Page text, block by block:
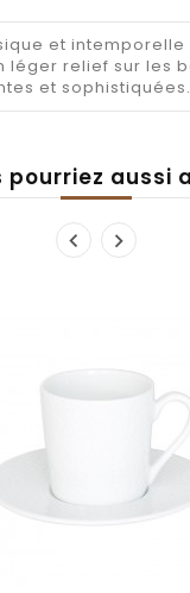
et intemporelle
léger relief sur les
et sophistiquées.
pourriez aussi